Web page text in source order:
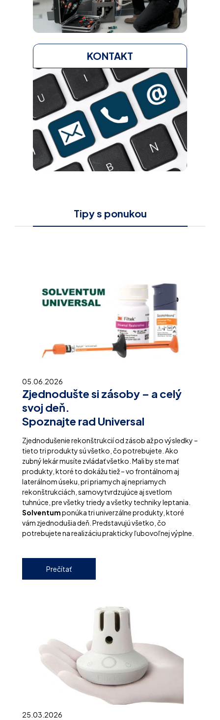
KONTAKT
Tipy s ponukou
05.06.2026
Zjednodušte si zásoby – a celý
svoj deň.
Spoznajte rad Universal
Zjednodušenie rekonštrukcií od zásob až po výsledky –
tieto tri produkty sú všetko, čo potrebujete. Ako
zubný lekár musíte zvládať všetko. Mali by ste mať
produkty, ktoré to dokážu tiež – vo frontálnom aj
laterálnom úseku, pri priamych aj nepriamych
rekonštrukciách, samovytvrdzujúce aj svetlom
tuhnúce, pre všetky triedy a všetky techniky leptania.
Solventumponúka tri univerzálne produkty, ktoré
vám zjednodušia deň. Predstavujú všetko, čo
potrebujete na realizáciu prakticky ľubovoľnej výplne.
Prečítať
25.03.2026